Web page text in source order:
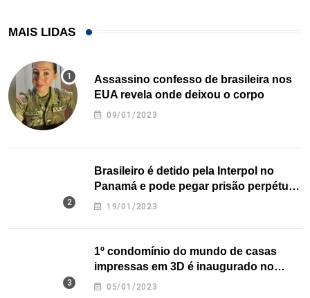
MAIS LIDAS
Assassino confesso de brasileira nos
EUA revela onde deixou o corpo
09/01/2023
Brasileiro é detido pela Interpol no
Panamá e pode pegar prisão perpétua
nos EUA
19/01/2023
1º condomínio do mundo de casas
impressas em 3D é inaugurado no
Texas
05/01/2023